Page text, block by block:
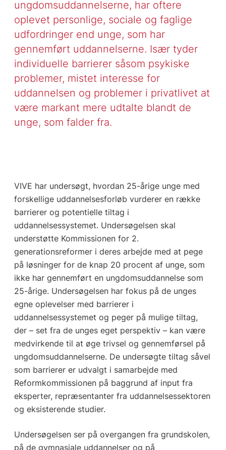
ungdomsuddannelserne, har oftere
oplevet personlige, sociale og faglige
udfordringer end unge, som har
gennemført uddannelserne. Især tyder
individuelle barrierer såsom psykiske
problemer, mistet interesse for
uddannelsen og problemer i privatlivet at
være markant mere udtalte blandt de
unge, som falder fra.
VIVE har undersøgt, hvordan 25-årige unge med
forskellige uddannelsesforløb vurderer en række
barrierer og potentielle tiltag i
uddannelsessystemet. Undersøgelsen skal
understøtte Kommissionen for 2.
generationsreformer i deres arbejde med at pege
på løsninger for de knap 20 procent af unge, som
ikke har gennemført en ungdomsuddannelse som
25-årige. Undersøgelsen har fokus på de unges
egne oplevelser med barrierer i
uddannelsessystemet og peger på mulige tiltag,
der – set fra de unges eget perspektiv – kan være
medvirkende til at øge trivsel og gennemførsel på
ungdomsuddannelserne. De undersøgte tiltag såvel
som barrierer er udvalgt i samarbejde med
Reformkommissionen på baggrund af input fra
eksperter, repræsentanter fra uddannelsessektoren
og eksisterende studier.
Undersøgelsen ser på overgangen fra grundskolen,
på de gymnasiale uddannelser og på